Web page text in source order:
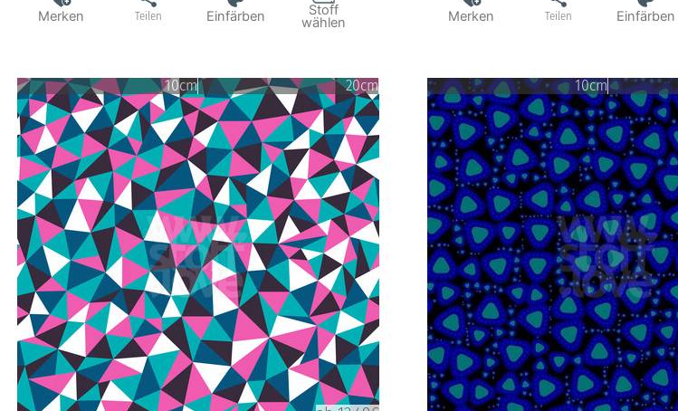
Merken Teilen Einfärben Stoff
wählen Merken Teilen Einfärben
10cm 20cm 10cm